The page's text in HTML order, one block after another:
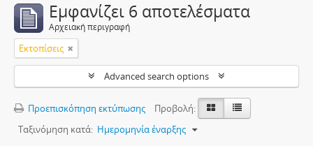
Εμφανίζει 6 αποτελέσματα
Αρχειακή περιγραφή
Εκτοπίσεις
Advanced search options
Προεπισκόπηση εκτύπωσης
Προβολή:
Ταξινόμηση κατά: Ημερομηνία έναρξης